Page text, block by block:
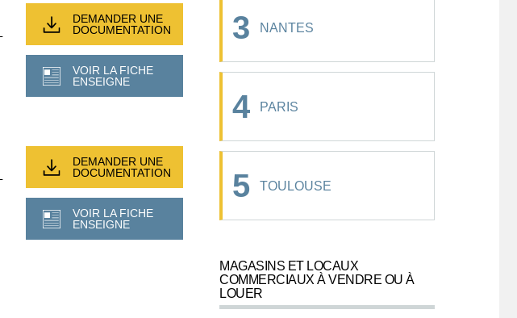
DEMANDER UNE
DOCUMENTATION
VOIR LA FICHE
ENSEIGNE
DEMANDER UNE
DOCUMENTATION
VOIR LA FICHE
ENSEIGNE
3 NANTES
4 PARIS
5 TOULOUSE
MAGASINS ET LOCAUX
COMMERCIAUX À VENDRE OU À
LOUER